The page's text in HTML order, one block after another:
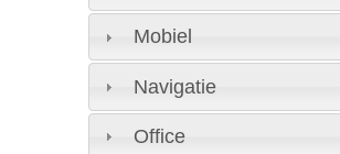
Mobiel
Navigatie
Office